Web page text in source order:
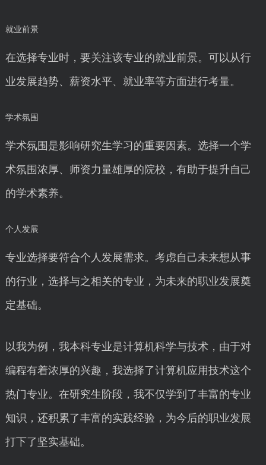
就业前景
在选择专业时，要关注该专业的就业前景。可以从行
业发展趋势、薪资水平、就业率等方面进行考量。
学术氛围
学术氛围是影响研究生学习的重要因素。选择一个学
术氛围浓厚、师资力量雄厚的院校，有助于提升自己
的学术素养。
个人发展
专业选择要符合个人发展需求。考虑自己未来想从事
的行业，选择与之相关的专业，为未来的职业发展奠
定基础。
以我为例，我本科专业是计算机科学与技术，由于对
编程有着浓厚的兴趣，我选择了计算机应用技术这个
热门专业。在研究生阶段，我不仅学到了丰富的专业
知识，还积累了丰富的实践经验，为今后的职业发展
打下了坚实基础。